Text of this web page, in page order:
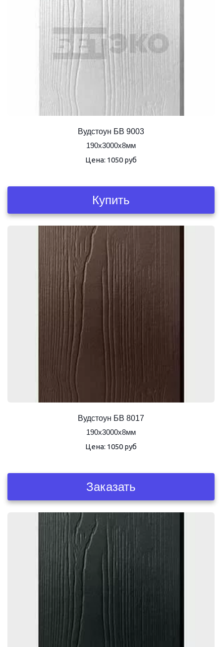
Вудстоун БВ 9003
190х3000х8мм
Цена: 1050 руб
Купить
Вудстоун БВ 8017
190х3000х8мм
Цена: 1050 руб
Заказать